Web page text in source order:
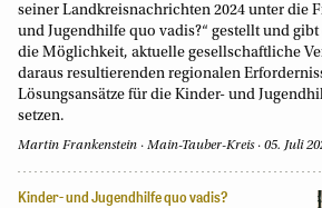
seiner Landkreisnachrichten 2024 unter die
und Jugendhilfe quo vadis?“ gestellt und
die Möglichkeit, aktuelle gesellschaftliche
daraus resultierenden regionalen
Lösungsansätze für die Kinder- und
setzen.
Martin Frankenstein Main-Tauber-Kreis 05. Juli
Kinder- und Jugendhilfe quo vadis?